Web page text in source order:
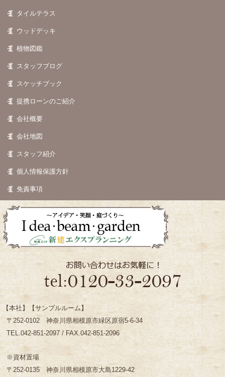
タイルテラス
ウッドデッキ
植物図鑑
スタッフブログ
スケッチブック
提携ローンのご紹介
会社概要
会社地図
スタッフ紹介
個人情報保護方針
免責事項
【本社】【サンプルルーム】
〒252-0102 神奈川県相模原市緑区原宿5-6-34
TEL.042-851-2097 / FAX.042-851-2096
※資材置場
〒252-0135 神奈川県相模原市大島1229-42